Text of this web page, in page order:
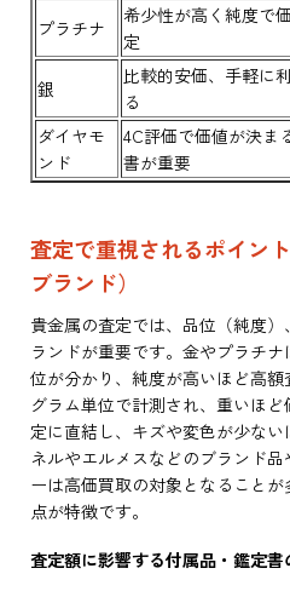
プラチナ
希少性が高く純度で
定
銀
比較的安価、手軽に
る
ダイヤモ
ンド
4C評価で価値が決ま
書が重要
査定で重視されるポイン
ブランド）
貴金属の査定では、品位（純度
ランドが重要です。金やプラチ
位が分かり、純度が高いほど高
グラム単位で計測され、重いほ
定に直結し、キズや変色が少な
ネルやエルメスなどのブランド
ーは高価買取の対象となること
点が特徴です。
査定額に影響する付属品・鑑定書